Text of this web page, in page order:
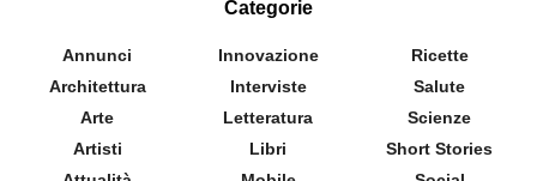
Categorie
Annunci
Architettura
Arte
Artisti
Innovazione
Interviste
Letteratura
Libri
Ricette
Salute
Scienze
Short Stories